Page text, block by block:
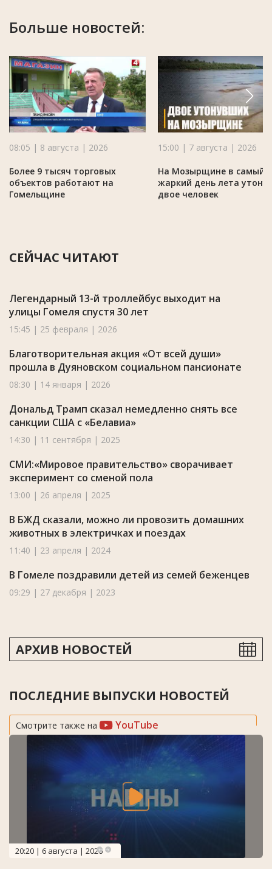
Больше новостей:
08:05 | 8 августа | 2026
Более 9 тысяч торговых
объектов работают на
Гомельщине
15:00 | 7 августа | 2026
На Мозырщине в самый
жаркий день лета
двое человек
СЕЙЧАС ЧИТАЮТ
Легендарный 13-й троллейбус выходит на
улицы Гомеля спустя 30 лет
15:45 | 25 февраля | 2026
Благотворительная акция «От всей души»
прошла в Дуяновском социальном пансионате
08:30 | 14 января | 2026
Дональд Трамп сказал немедленно снять все
санкции США с «Белавиа»
14:30 | 11 сентября | 2025
СМИ:«Мировое правительство» сворачивает
эксперимент со сменой пола
13:00 | 26 апреля | 2025
В БЖД сказали, можно ли провозить домашних
животных в электричках и поездах
11:40 | 23 апреля | 2024
В Гомеле поздравили детей из семей беженцев
09:29 | 27 декабря | 2023
АРХИВ НОВОСТЕЙ
ПОСЛЕДНИЕ ВЫПУСКИ НОВОСТЕЙ
Смотрите также на YouTube
20:20 | 6 августа | 2026